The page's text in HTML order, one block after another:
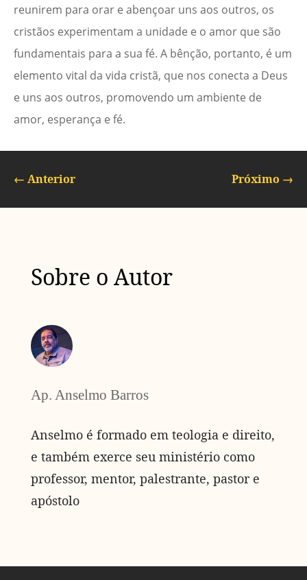
reunirem para orar e abençoar uns aos outros, os
cristãos experimentam a unidade e o amor que são
fundamentais para a sua fé. A bênção, portanto, é um
elemento vital da vida cristã, que nos conecta a Deus
e uns aos outros, promovendo um ambiente de
amor, esperança e fé.
← Anterior Próximo →
Sobre o Autor
Ap. Anselmo Barros
Anselmo é formado em teologia e direito,
e também exerce seu ministério como
professor, mentor, palestrante, pastor e
apóstolo